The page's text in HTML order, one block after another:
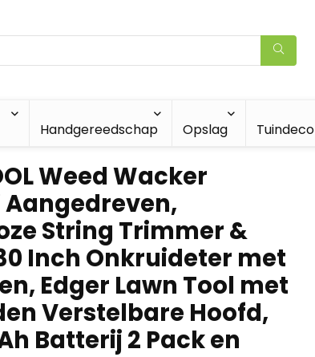
Handgereedschap Opslag
Weed Wacker
String Trimmer &
Inch Onkruideter met
Edger Lawn Tool met
Verstelbare Hoofd,
Batterij 2 Pack en